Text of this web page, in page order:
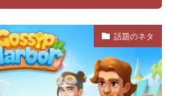
話題のネタ